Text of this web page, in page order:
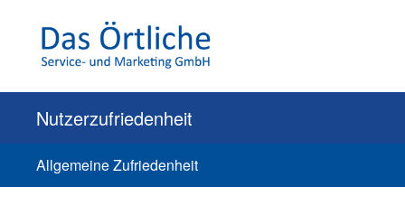
Nutzerzufriedenheit
Allgemeine Zufriedenheit